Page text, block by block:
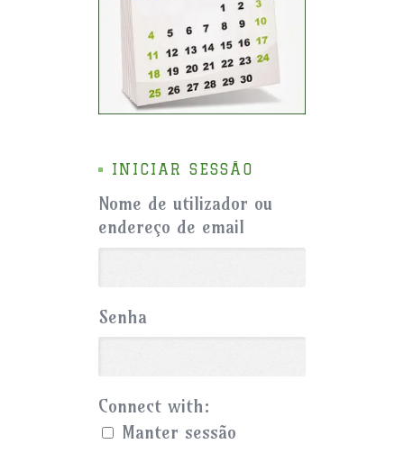
INICIAR SESSÃO
Nome de utilizador ou
endereço de email
Senha
Connect with:
Manter sessão